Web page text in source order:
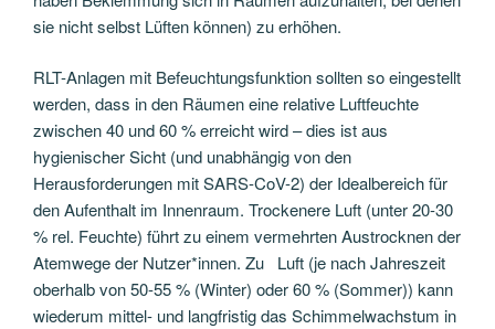
sie nicht selbst Lüften können) zu erhöhen.
RLT-Anlagen mit Befeuchtungsfunktion sollten so eingestellt
werden, dass in den Räumen eine relative Luftfeuchte
zwischen 40 und 60 % erreicht wird – dies ist aus
hygienischer Sicht (und unabhängig von den
Herausforderungen mit SARS-CoV-2) der Idealbereich für
den Aufenthalt im Innenraum. Trockenere Luft (unter 20-30
% rel. Feuchte) führt zu einem vermehrten Austrocknen der
Atemwege der Nutzer*innen. Zu Luft (je nach Jahreszeit
oberhalb von 50-55 % (Winter) oder 60 % (Sommer)) kann
wiederum mittel- und langfristig das Schimmelwachstum in